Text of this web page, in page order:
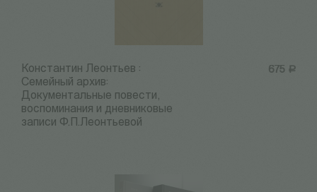
675 Р
Константин Леонтьев :
Семейный архив:
Документальные повести,
воспоминания и дневниковые
записи Ф.П.Леонтьевой